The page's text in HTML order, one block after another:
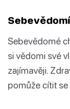
Sebevědomí
Sebevědomé
si vědomi své
zajímavěji.
pomůže cítit